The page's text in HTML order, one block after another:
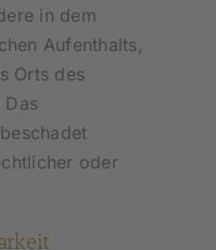
in dem
Aufenthalts,
Orts des
Das
oder